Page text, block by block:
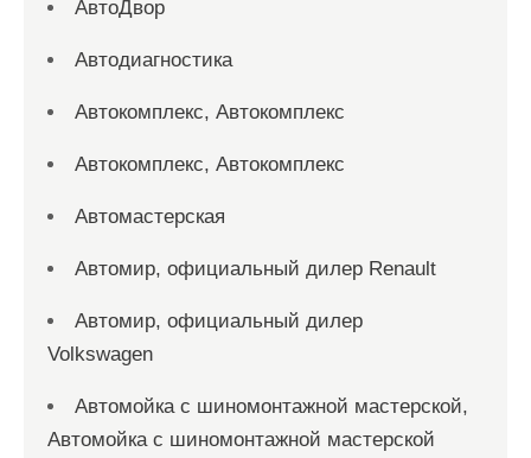
АвтоДвор
Автодиагностика
Автокомплекс, Автокомплекс
Автокомплекс, Автокомплекс
Автомастерская
Автомир, официальный дилер Renault
Автомир, официальный дилер
Volkswagen
Автомойка с шиномонтажной мастерской,
Автомойка с шиномонтажной мастерской